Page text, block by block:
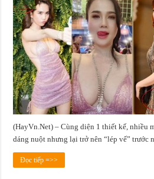
(HayVn.Net) – Cùng diện 1 thiết kế, nhiều
dáng nuột nhưng lại trở nên “lép vế” trước
Đọc tiếp =>>